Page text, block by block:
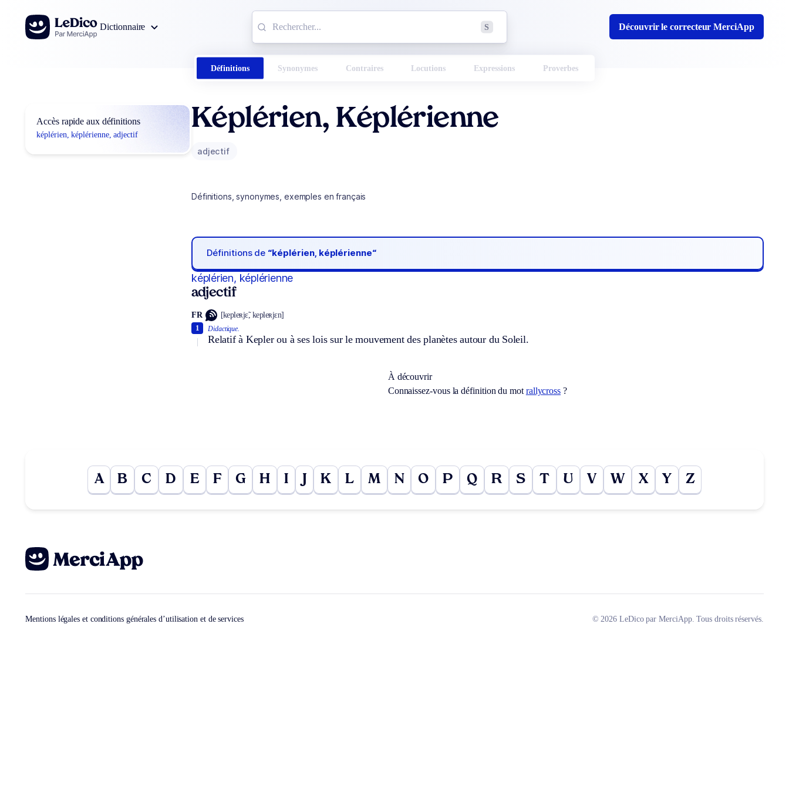
Aller au contenu
Dictionnaire
S Découvrir le correcteur MerciApp
Définitions Synonymes Contraires Locutions Expressions Proverbes
Accès rapide aux définitions
képlérien, képlérienne, adjectif
Képlérien, Képlérienne
adjectif
Définitions, synonymes, exemples en français
Définitions de “képlérien, képlérienne“
képlérien, képlérienne
adjectif
FR [kepleʀjɛ̃, kepleʀjɛn]
Didactique.
Relatif à Kepler ou à ses lois sur le mouvement des planètes autour du Soleil.
1
À découvrir
Connaissez-vous la définition du mot rallycross ?
A B C D E F G H I K L M N O P Q R S T U V W X Y Z
Mentions légales et conditions générales d’utilisation et de services © 2026 LeDico par MerciApp. Tous droits réservés.